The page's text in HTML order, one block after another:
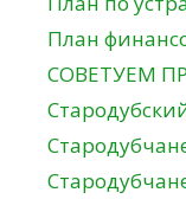
План
СОВЕТУЕМ